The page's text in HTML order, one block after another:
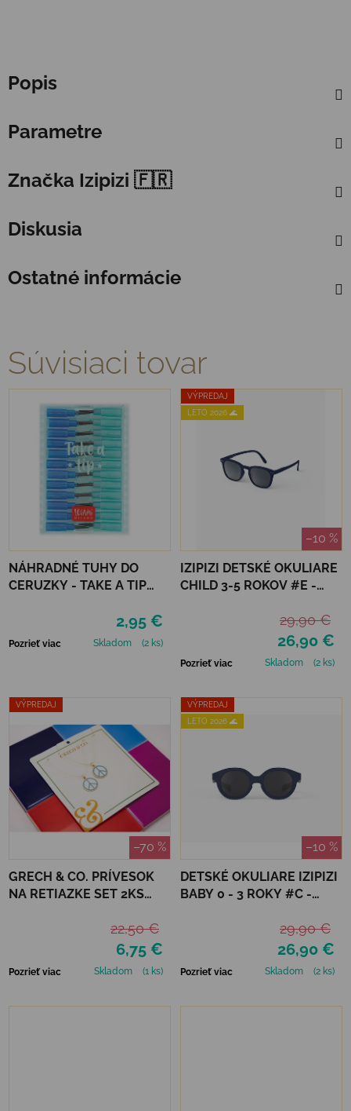
Popis
Parametre
Značka Izipizi 🇫🇷
Diskusia
Ostatné informácie
Súvisiaci tovar
NÁHRADNÉ TUHY DO
CERUZKY - TAKE A TIP
2,95 €
Pozrieť viac Skladom (2 ks)
VÝPREDAJ
LETO 2026 🌊
–10 %
IZIPIZI DETSKÉ OKULIARE
CHILD 3-5 ROKOV #E -
26,90 €
29,90 €
Pozrieť viac Skladom (2 ks)
VÝPREDAJ
–70 %
GRECH & CO. PRÍVESOK
NA RETIAZKE SET 2KS
6,75 €
22,50 €
Pozrieť viac Skladom (1 ks)
VÝPREDAJ
LETO 2026 🌊
–10 %
DETSKÉ OKULIARE IZIPIZI
BABY 0 - 3 ROKY #C -
26,90 €
29,90 €
Pozrieť viac Skladom (2 ks)